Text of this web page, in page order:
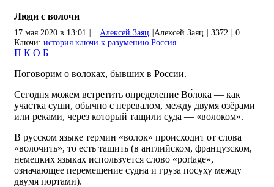
Люди с волочи
17 мая 2020 в 13:01 Алексей Заяц Алексей Заяц 3372
0
Ключи: история ключи к разумению Россия
П К О Б
Поговорим о волоках, бывших в России.
Сегодня можем встретить определение Во́лока — как
участка суши, обычно с перевалом, между двумя озёрами
или реками, через который тащили суда — «волоком».
В русском языке термин «волок» происходит от слова
«волочить», то есть тащить (в английском, французском,
немецких языках используется слово «portage»,
означающее перемещение судна и груза посуху между
двумя портами).